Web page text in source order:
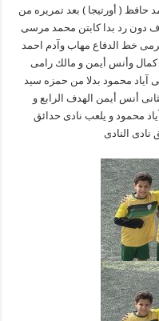
( أورتيجا ) بعد تمريره من
دون رد بدا كابتن محمد مرسى
خط الدفاع مهاب وآدم احمد
وأنس أيمن و مالك رامى
محمود بدلا من حمزه سيد
أنس أيمن الهدف الرابع و
محمود و يلعب نادى حدائق